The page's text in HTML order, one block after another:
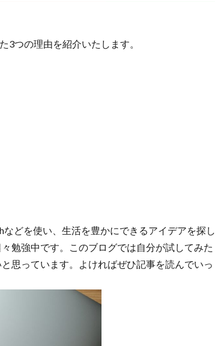
3つの理由を紹介いたします。
どを使い、生活を豊かにできるアイデアを探し
勉強中です。このブログでは自分が試してみた
思っています。よければぜひ記事を読んでいっ